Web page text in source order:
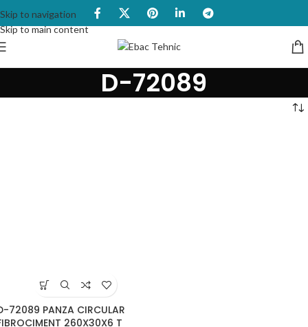
Skip to navigation
Skip to main content
D-72089
72089 PANZA CIRCULAR
260X30X6 T